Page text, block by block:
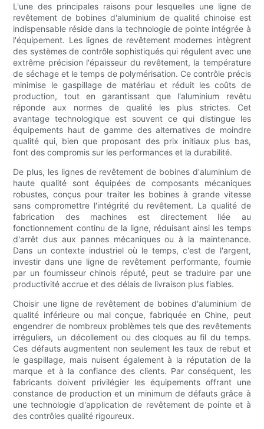
L'une des principales raisons pour lesquelles une ligne de
revêtement de bobines d'aluminium de qualité chinoise est
indispensable réside dans la technologie de pointe intégrée à
l'équipement. Les lignes de revêtement modernes intègrent
des systèmes de contrôle sophistiqués qui régulent avec une
extrême précision l'épaisseur du revêtement, la température
de séchage et le temps de polymérisation. Ce contrôle précis
minimise le gaspillage de matériau et réduit les coûts de
production, tout en garantissant que l'aluminium revêtu
réponde aux normes de qualité les plus strictes. Cet
avantage technologique est souvent ce qui distingue les
équipements haut de gamme des alternatives de moindre
qualité qui, bien que proposant des prix initiaux plus bas,
font des compromis sur les performances et la durabilité.
De plus, les lignes de revêtement de bobines d'aluminium de
haute qualité sont équipées de composants mécaniques
robustes, conçus pour traiter les bobines à grande vitesse
sans compromettre l'intégrité du revêtement. La qualité de
fabrication des machines est directement liée au
fonctionnement continu de la ligne, réduisant ainsi les temps
d'arrêt dus aux pannes mécaniques ou à la maintenance.
Dans un contexte industriel où le temps, c'est de l'argent,
investir dans une ligne de revêtement performante, fournie
par un fournisseur chinois réputé, peut se traduire par une
productivité accrue et des délais de livraison plus fiables.
Choisir une ligne de revêtement de bobines d'aluminium de
qualité inférieure ou mal conçue, fabriquée en Chine, peut
engendrer de nombreux problèmes tels que des revêtements
irréguliers, un décollement ou des cloques au fil du temps.
Ces défauts augmentent non seulement les taux de rebut et
le gaspillage, mais nuisent également à la réputation de la
marque et à la confiance des clients. Par conséquent, les
fabricants doivent privilégier les équipements offrant une
constance de production et un minimum de défauts grâce à
une technologie d'application de revêtement de pointe et à
des contrôles qualité rigoureux.